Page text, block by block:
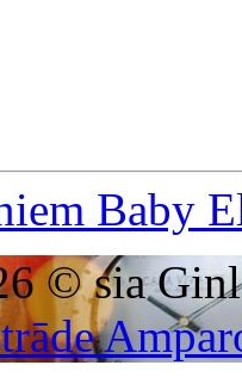
Baby
© sia